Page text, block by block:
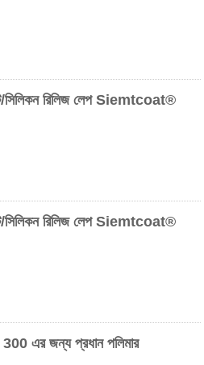
সিলিকন রিলিজ লেপ Siemtcoat®
সিলিকন রিলিজ লেপ Siemtcoat®
এর জন্য প্রধান পলিমার